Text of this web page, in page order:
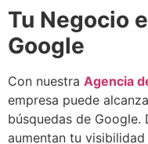
Tu Negocio
Google
Con nuestra Agencia
empresa puede
búsquedas de Google.
aumentan tu